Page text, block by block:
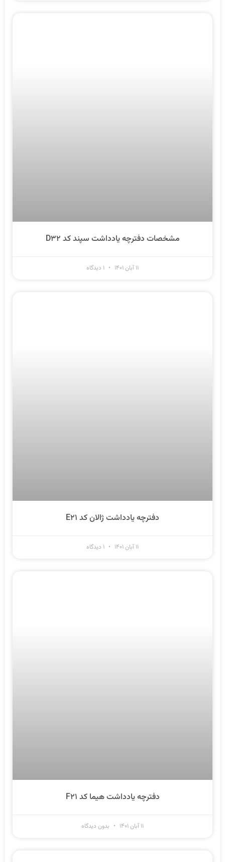
مشخصات دفترچه یادداشت سپند کد D۳۲
۱۱ آبان ۱۴۰۱
دفترچه یادداشت ژالان کد E۲۱
۱۱ آبان ۱۴۰۱
دفترچه یادداشت هیما کد F۲۱
۱۱ آبان ۱۴۰۱ بدون دیدگاه